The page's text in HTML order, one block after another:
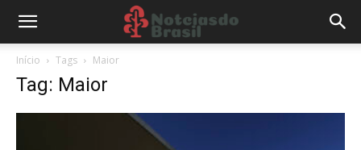
Início Tags Maior
Tag: Maior